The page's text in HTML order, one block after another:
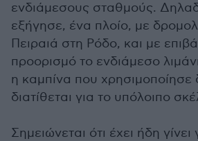
ενδιάμεσους σταθμούς.
εξήγησε, ένα πλοίο, με
Πειραιά στη Ρόδο, και με
προορισμό το ενδιάμεσο
η καμπίνα που χρησιμοποίησε
διατίθεται για το υπόλοιπο
Σημειώνεται ότι έχει ήδη